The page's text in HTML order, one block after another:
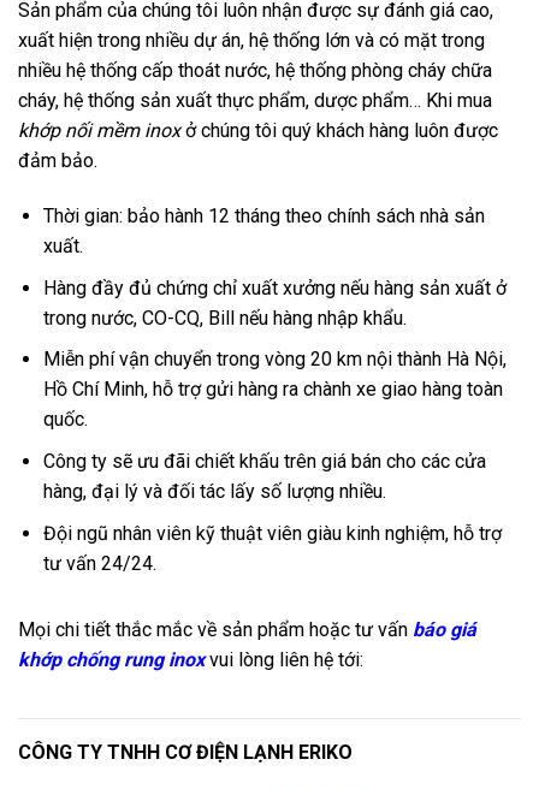
Sản phẩm của chúng tôi luôn nhận được sự đánh giá cao,
xuất hiện trong nhiều dự án, hệ thống lớn và có mặt trong
nhiều hệ thống cấp thoát nước, hệ thống phòng cháy chữa
cháy, hệ thống sản xuất thực phẩm, dược phẩm… Khi mua
khớp nối mềm inoxở chúng tôi quý khách hàng luôn được
đảm bảo.
Thời gian: bảo hành 12 tháng theo chính sách nhà sản
xuất.
Hàng đầy đủ chứng chỉ xuất xưởng nếu hàng sản xuất ở
trong nước, CO-CQ, Bill nếu hàng nhập khẩu.
Miễn phí vận chuyển trong vòng 20 km nội thành Hà Nội,
Hồ Chí Minh, hỗ trợ gửi hàng ra chành xe giao hàng toàn
quốc.
Công ty sẽ ưu đãi chiết khấu trên giá bán cho các cửa
hàng, đại lý và đối tác lấy số lượng nhiều.
Đội ngũ nhân viên kỹ thuật viên giàu kinh nghiệm, hỗ trợ
tư vấn 24/24.
Mọi chi tiết thắc mắc về sản phẩm hoặc tư vấn báo giá
khớp chống rung inoxvui lòng liên hệ tới:
CÔNG TY TNHH CƠ ĐIỆN LẠNH ERIKO